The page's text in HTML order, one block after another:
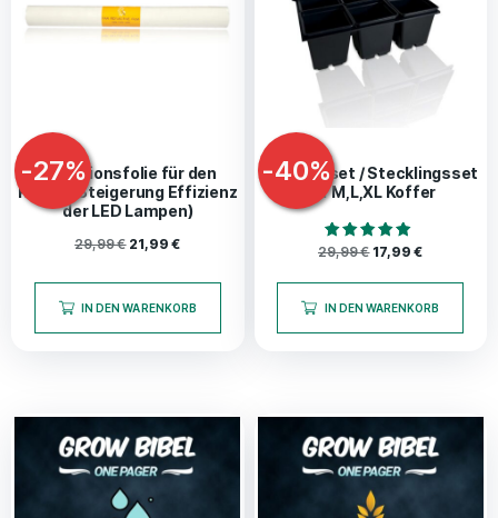
-27%
Reflexionsfolie für den
Koffer (Steigerung Effizienz
der LED Lampen)
29,99€ 21,99€
IN DEN WARENKORB
-40%
Anzuchtset / Stecklingsset
für M,L,XL Koffer
Bewertet mit
29,99€ 17,99€
IN DEN WARENKORB